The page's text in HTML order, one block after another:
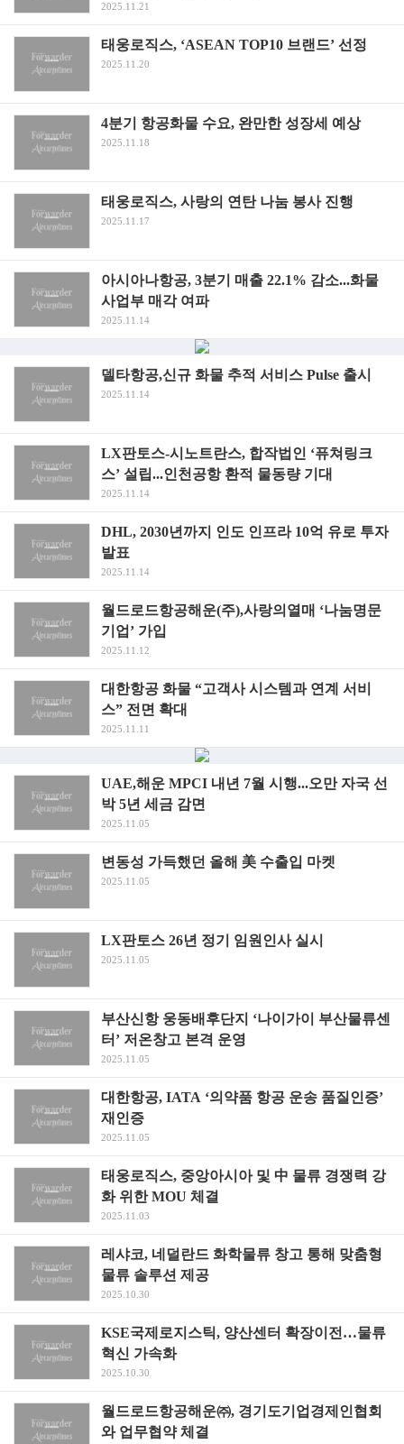
2025.11.21
태웅로직스, ‘ASEAN TOP10 브랜드’ 선정
2025.11.20
4분기 항공화물 수요, 완만한 성장세 예상
2025.11.18
태웅로직스, 사랑의 연탄 나눔 봉사 진행
2025.11.17
아시아나항공, 3분기 매출 22.1% 감소...화물
사업부 매각 여파
2025.11.14
델타항공,신규 화물 추적 서비스 Pulse 출시
2025.11.14
LX판토스-시노트란스, 합작법인 ‘퓨쳐링크
스’ 설립...인천공항 환적 물동량 기대
2025.11.14
DHL, 2030년까지 인도 인프라 10억 유로 투자
발표
2025.11.14
월드로드항공해운(주),사랑의열매 ‘나눔명문
기업’ 가입
2025.11.12
대한항공 화물 “고객사 시스템과 연계 서비
스” 전면 확대
2025.11.11
UAE,해운 MPCI 내년 7월 시행...오만 자국 선
박 5년 세금 감면
2025.11.05
변동성 가득했던 올해 美 수출입 마켓
2025.11.05
LX판토스 26년 정기 임원인사 실시
2025.11.05
부산신항 웅동배후단지 ‘나이가이 부산물류센
터’ 저온창고 본격 운영
2025.11.05
대한항공, IATA ‘의약품 항공 운송 품질인증’
재인증
2025.11.05
태웅로직스, 중앙아시아 및 中 물류 경쟁력 강
화 위한 MOU 체결
2025.11.03
레샤코, 네덜란드 화학물류 창고 통해 맞춤형
물류 솔루션 제공
2025.10.30
KSE국제로지스틱, 양산센터 확장이전…물류
혁신 가속화
2025.10.30
월드로드항공해운㈜, 경기도기업경제인협회
와 업무협약 체결